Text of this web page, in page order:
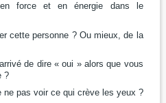
en force et en énergie dans le
cette personne ? Ou mieux, de la
de dire « oui » alors que vous
?
pas voir ce qui crève les yeux ?